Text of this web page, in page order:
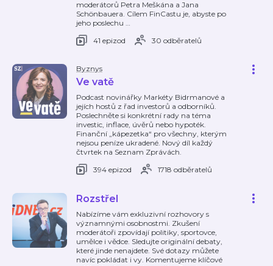
moderátorů Petra Meškána a Jana
Schönbauera. Cílem FinCastu je, abyste po
jeho poslechu …
41 epizod
30 odběratelů
Byznys
Ve vatě
Podcast novinářky Markéty Bidrmanové a
jejích hostů z řad investorů a odborníků.
Poslechněte si konkrétní rady na téma
investic, inflace, úvěrů nebo hypoték.
Finanční „kápezetka“ pro všechny, kterým
nejsou peníze ukradené. Nový díl každý
čtvrtek na Seznam Zprávách.
394 epizod
1718 odběratelů
Rozstřel
Nabízíme vám exkluzivní rozhovory s
významnými osobnostmi. Zkušení
moderátoři zpovídají politiky, sportovce,
umělce i vědce. Sledujte originální debaty,
které jinde nenajdete. Své dotazy můžete
navíc pokládat i vy. Komentujeme klíčové